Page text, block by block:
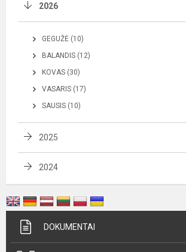
2026
GEGUŽĖ (10)
BALANDIS (12)
KOVAS (30)
VASARIS (17)
SAUSIS (10)
2025
2024
DOKUMENTAI